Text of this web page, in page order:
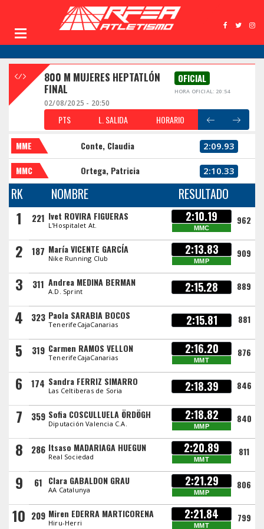
800 M MUJERES HEPTATLÓN
FINAL
OFICIAL
HORA OFICIAL: 20:54
02/08/2025 - 20:50
PTS L. SALIDA HORARIO
MME Conte, Claudia 2:09.93
MMC Ortega, Patricia 2:10.33
RK NOMBRE RESULTADO
1 221 Ivet ROVIRA FIGUERAS
L'Hospitalet At.
2:10.19
MMC
962
2 187 María VICENTE GARCÍA
Nike Running Club
2:13.83
MMP
909
3 311 Andrea MEDINA BERMAN
A.D. Sprint 2:15.28 889
4 323 Paola SARABIA BOCOS
TenerifeCajaCanarias 2:15.81 881
5 319 Carmen RAMOS VELLON
TenerifeCajaCanarias
2:16.20
MMT
876
6 174 Sandra FERRIZ SIMARRO
Las Celtiberas de Soria 2:18.39 846
7 359 Sofia COSCULLUELA ÖRDÖGH
Diputación Valencia C.A.
2:18.82
MMP
840
8 286 Itsaso MADARIAGA HUEGUN
Real Sociedad
2:20.89
MMT
811
9 61 Clara GABALDON GRAU
AA Catalunya
2:21.29
MMP
806
10 209 Miren EDERRA MARTICORENA
Hiru-Herri
2:21.84
MMT
799